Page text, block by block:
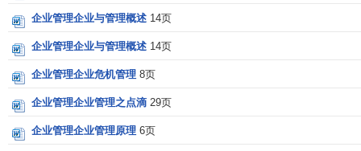
企业管理企业与管理概述 14页
企业管理企业与管理概述 14页
企业管理企业危机管理 8页
企业管理企业管理之点滴 29页
企业管理企业管理原理 6页